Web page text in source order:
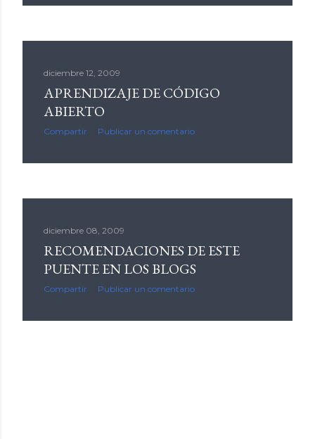
diciembre 12, 2009
APRENDIZAJE DE CÓDIGO
ABIERTO
Compartir Publicar un comentario
diciembre 08, 2009
RECOMENDACIONES DE ESTE
PUENTE EN LOS BLOGS
Compartir Publicar un comentario